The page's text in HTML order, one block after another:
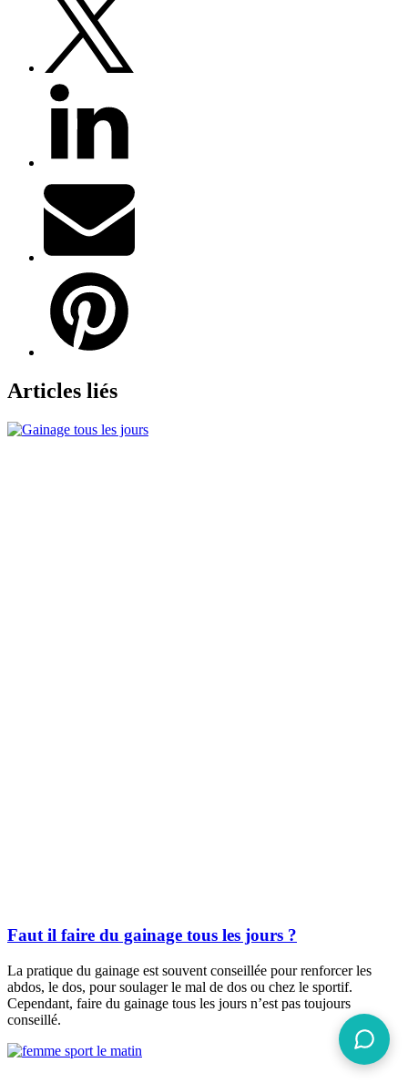
Articles liés
Faut il faire du gainage tous les jours ?
La pratique du gainage est souvent conseillée pour renforcer les
abdos, le dos, pour soulager le mal de dos ou chez le sportif.
Cependant, faire du gainage tous les jours n’est pas toujours
conseillé.